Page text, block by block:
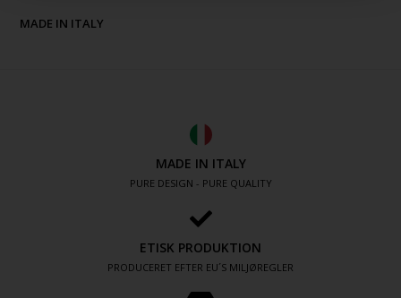
MADE IN ITALY
MADE IN ITALY
PURE DESIGN - PURE QUALITY
ETISK PRODUKTION
PRODUCERET EFTER EU´S MILJØREGLER